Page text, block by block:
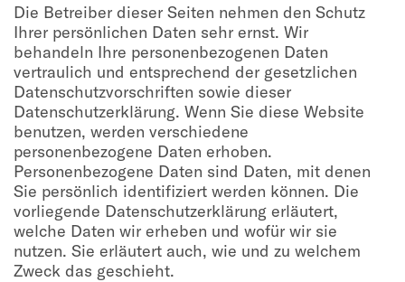
Die Betreiber dieser Seiten nehmen den Schutz
Ihrer persönlichen Daten sehr ernst. Wir
behandeln Ihre personenbezogenen Daten
vertraulich und entsprechend der gesetzlichen
Datenschutzvorschriften sowie dieser
Datenschutzerklärung. Wenn Sie diese Website
benutzen, werden verschiedene
personenbezogene Daten erhoben.
Personenbezogene Daten sind Daten, mit denen
Sie persönlich identifiziert werden können. Die
vorliegende Datenschutzerklärung erläutert,
welche Daten wir erheben und wofür wir sie
nutzen. Sie erläutert auch, wie und zu welchem
Zweck das geschieht.